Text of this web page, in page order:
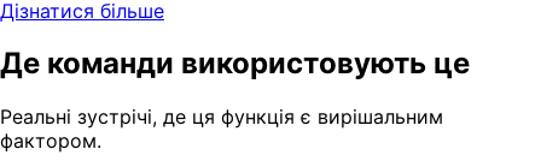
Дізнатися більше
Де команди використовують це
Реальні зустрічі, де ця функція є вирішальним
фактором.